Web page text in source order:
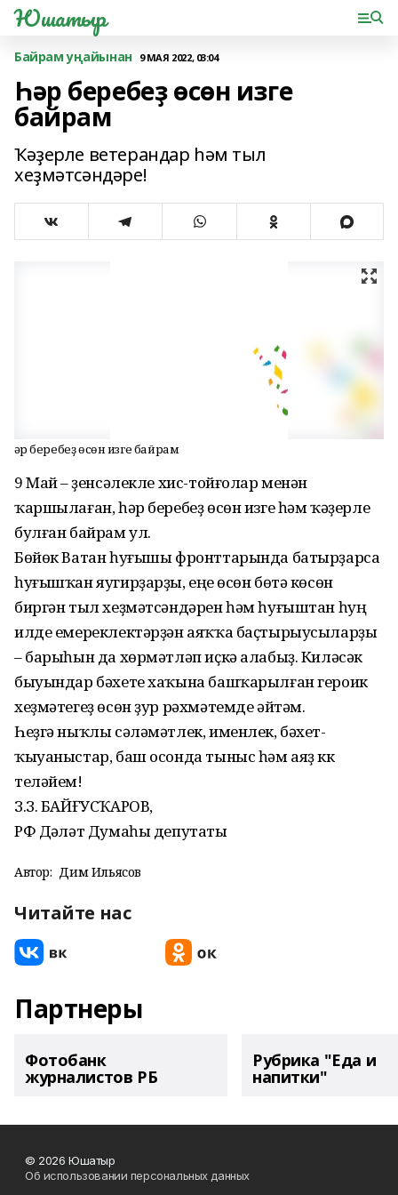
Юшатыр
Байрам уңайынан 9 МАЯ 2022, 03:04
Һәр беребеҙ өсөн изге
байрам
Ҡәҙерле ветерандар һәм тыл
хеҙмәтсәндәре!
Һәр беребеҙ өсөн изге байрам
9 Май – үҙенсәлекле хис-тойғолар менән
ҡаршылаған, һәр беребеҙ өсөн изге һәм ҡәҙерле
булған байрам ул.
Бөйөк Ватан һуғышы фронттарында батырҙарса
һуғышҡан яугирҙарҙы, еңеү өсөн бөтә көсөн
биргән тыл хеҙмәтсәндәрен һәм һуғыштан һуң
илде емереклектәрҙән аяҡҡа баҫтырыусыларҙы
– барыһын да хөрмәтләп иҫкә алабыҙ. Киләсәк
быуындар бәхете хаҡына башҡарылған героик
хеҙмәтегеҙ өсөн ҙур рәхмәтемде әйтәм.
Һеҙгә ныҡлы сәләмәтлек, именлек, бәхет-
ҡыуаныстар, баш осонда тыныс һәм аяҙ күк
теләйем!
З.З. БАЙҒУСҠАРОВ,
РФ Дәүләт Думаһы депутаты
Автор: Дим Ильясов
Читайте нас
Партнеры
Фотобанк
журналистов РБ
Рубрика "Еда и
напитки"
© 2026 Юшатыр
Об использовании персональных данных